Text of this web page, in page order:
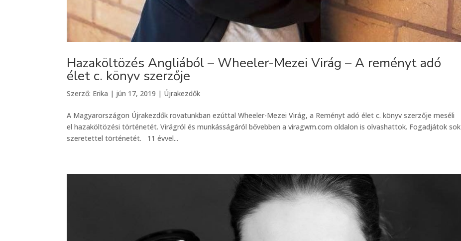
Hazaköltözés Angliából – Wheeler-Mezei Virág – A reményt adó
élet c. könyv szerzője
Szerző: Erika | jún 17, 2019 | Újrakezdők
A Magyarországon Újrakezdők rovatunkban ezúttal Wheeler-Mezei Virág, a Reményt adó élet c. könyv szerzője meséli
el hazaköltözési történetét. Virágról és munkásságáról bővebben a viragwm.com oldalon is olvashattok. Fogadjátok sok
szeretettel történetét. 11 évvel...